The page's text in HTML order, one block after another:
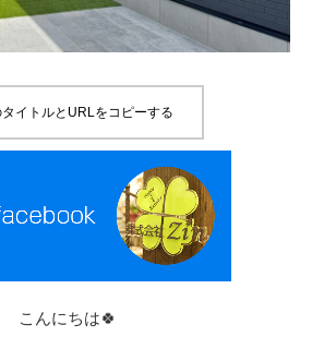
イトルとURLをコピーする
こんにちは🍀